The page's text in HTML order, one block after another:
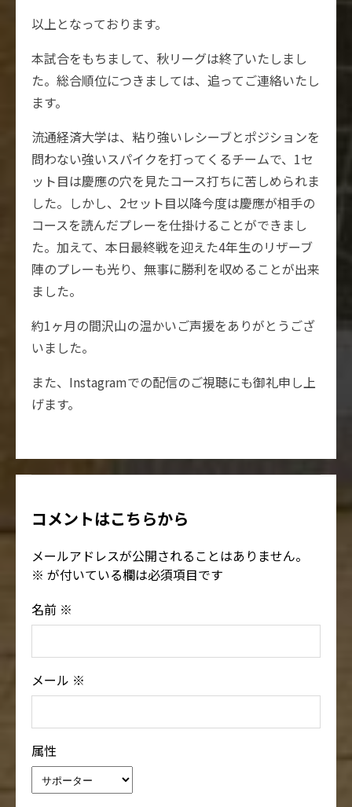
以上となっております。
本試合をもちまして、秋リーグは終了いたしまし
た。総合順位につきましては、追ってご連絡いたし
ます。
流通経済大学は、粘り強いレシーブとポジションを
問わない強いスパイクを打ってくるチームで、1セ
ット目は慶應の穴を見たコース打ちに苦しめられま
した。しかし、2セット目以降今度は慶應が相手の
コースを読んだプレーを仕掛けることができまし
た。加えて、本日最終戦を迎えた4年生のリザーブ
陣のプレーも光り、無事に勝利を収めることが出来
ました。
約1ヶ月の間沢山の温かいご声援をありがとうござ
いました。
また、Instagramでの配信のご視聴にも御礼申し上
げます。
コメントはこちらから
メールアドレスが公開されることはありません。
※ が付いている欄は必須項目です
名前 ※
メール ※
属性